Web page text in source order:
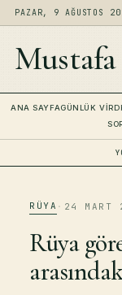
PAZAR, 9 AĞUSTOS
Mustafa
ANA SAYFAGÜNLÜK VIRD
RÜYA · 24 MART
Rüya